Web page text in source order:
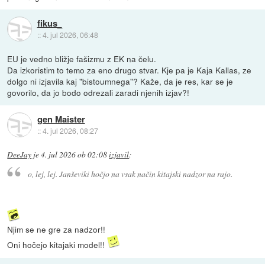
fikus_
::4. jul 2026, 06:48
EU je vedno bližje fašizmu z EK na čelu.
Da izkoristim to temo za eno drugo stvar. Kje pa je Kaja Kallas, ze
dolgo ni izjavila kaj "bistoumnega"? Kaže, da je res, kar se je
govorilo, da jo bodo odrezali zaradi njenih izjav?!
gen Maister
::4. jul 2026, 08:27
DeeJay je4. jul 2026 ob 02:08izjavil:
o, lej, lej. Janševiki hočjo na vsak način kitajski nadzor na rajo.
Njim se ne gre za nadzor!!
Oni hočejo kitajaki model!!